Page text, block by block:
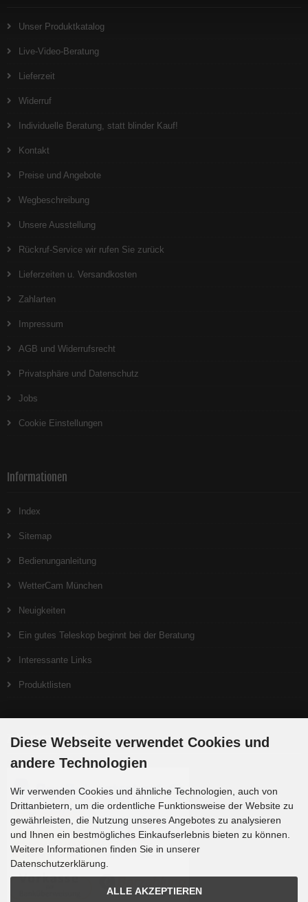
Unser Produktkatalog
Live-Video-Beratung
Lieferzeit
Widerruf
Individuelle Beratung, statt blinder Kauf!
Kontakt
Preise und Angebote
Wegbeschreibung
Unsere Ausstellung
Rückruf-Service wir rufen Sie zurück
Lieferzeiten u. Versandkosten
Zahlarten
Impressum
AGB und Widerrufsrecht
Privatsphäre und Datenschutz
Jobs
Cookie Einstellungen
Informationen
Index
Sitemap
Bedienunganleitung
WetterCam München
Neuigkeiten
Ein gutes Teleskop beginnt bei der Beratung
Interessante Links
Produktlisten
Zahlungsmethoden
Diese Webseite verwendet Cookies und
andere Technologien
Wir verwenden Cookies und ähnliche Technologien, auch von
Drittanbietern, um die ordentliche Funktionsweise der Website zu
gewährleisten, die Nutzung unseres Angebotes zu analysieren
und Ihnen ein bestmögliches Einkaufserlebnis bieten zu können.
Weitere Informationen finden Sie in unserer
Datenschutzerklärung.
ALLE AKZEPTIEREN